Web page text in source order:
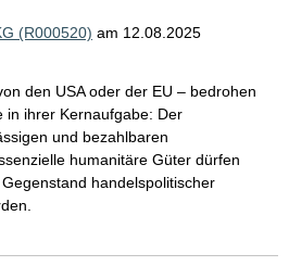
(R000520) am 12.08.2025
den USA oder der EU – bedrohen
in ihrer Kernaufgabe: Der
und bezahlbaren
humanitäre Güter dürfen
handelspolitischer